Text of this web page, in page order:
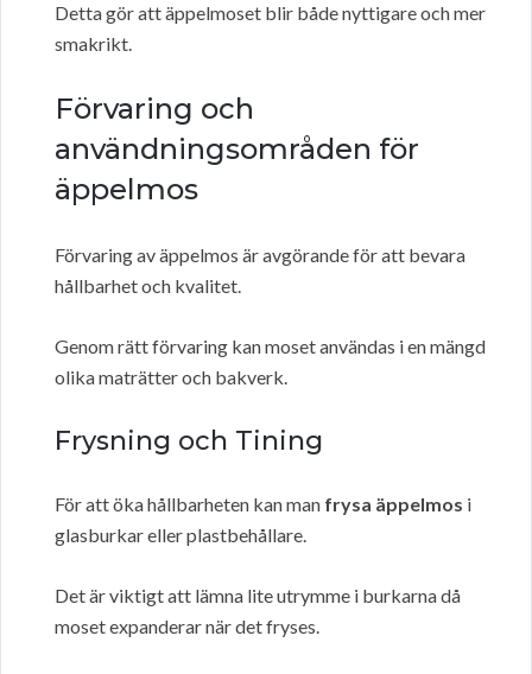
Detta gör att äppelmoset blir både nyttigare och mer
smakrikt.
Förvaring och
användningsområden för
äppelmos
Förvaring av äppelmos är avgörande för att bevara
hållbarhet och kvalitet.
Genom rätt förvaring kan moset användas i en mängd
olika maträtter och bakverk.
Frysning och Tining
För att öka hållbarheten kan man frysa äppelmos i
glasburkar eller plastbehållare.
Det är viktigt att lämna lite utrymme i burkarna då
moset expanderar när det fryses.